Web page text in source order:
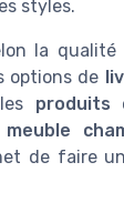
styles.
la qualité
options de
produits
meuble
de faire